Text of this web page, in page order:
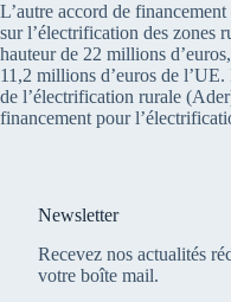
L’autre accord de
sur l’électrification des zones
hauteur de 22 millions
11,2 millions d’euros de
de l’électrification rurale
financement pour
Newsletter
Recevez nos actualités
votre boîte mail.